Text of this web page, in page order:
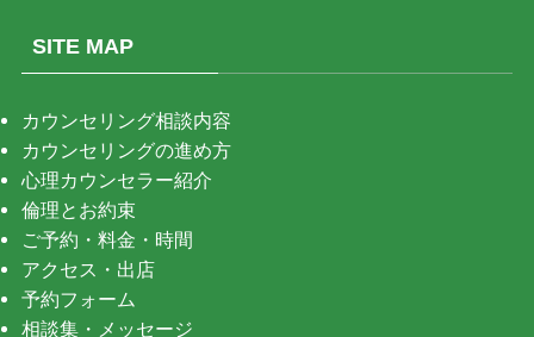
SITE MAP
カウンセリング相談内容
カウンセリングの進め方
心理カウンセラー紹介
倫理とお約束
ご予約・料金・時間
アクセス・出店
予約フォーム
相談集・メッセージ